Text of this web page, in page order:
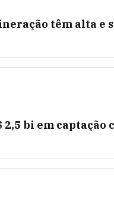
têm alta e
bi em captação